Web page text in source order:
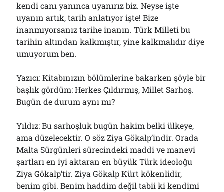
kendi canı yanınca uyanırız biz. Neyse işte
uyanın artık, tarih anlatıyor işte! Bize
inanmıyorsanız tarihe inanın. Türk Milleti bu
tarihin altından kalkmıştır, yine kalkmalıdır diye
umuyorum ben.
Yazıcı: Kitabınızın bölümlerine bakarken şöyle bir
başlık gördüm: Herkes Çıldırmış, Millet Sarhoş.
Bugün de durum aynı mı?
Yıldız: Bu sarhoşluk bugün hakim belki ülkeye,
ama düzelecektir. O söz Ziya Gökalp’indir. Orada
Malta Sürgünleri sürecindeki maddi ve manevi
şartları en iyi aktaran en büyük Türk ideoloğu
Ziya Gökalp’tir. Ziya Gökalp Kürt kökenlidir,
benim gibi. Benim haddim değil tabii ki kendimi